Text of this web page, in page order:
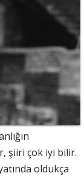
şiiri çok iyi bilir.
oldukça